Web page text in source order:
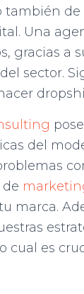
también
Una
gracias a
sector.
del
marca.
cual es